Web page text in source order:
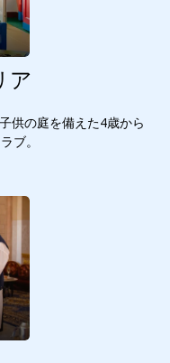
ア
供の庭を備えた4歳から
ブ。